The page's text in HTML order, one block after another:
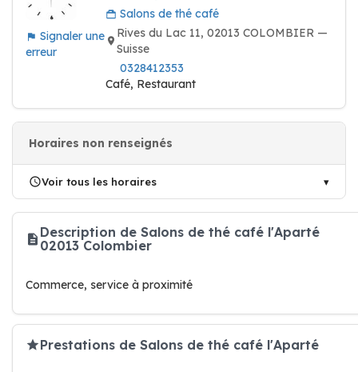
Signaler une
erreur
Salons de thé café
Rives du Lac 11, 02013 COLOMBIER —
Suisse
0328412353
Café, Restaurant
Horaires non renseignés
Voir tous les horaires
Description de Salons de thé café l'Aparté
02013 Colombier
Commerce, service à proximité
Prestations de Salons de thé café l'Aparté